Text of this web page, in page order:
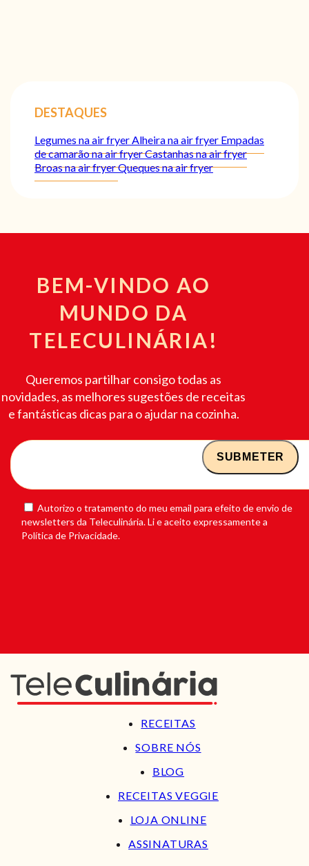
DESTAQUES
Legumes na air fryer Alheira na air fryer Empadas
de camarão na air fryerCastanhas na air fryer
Broas na air fryerQueques na air fryer
BEM-VINDO AO
MUNDO DA
TELECULINÁRIA!
Queremos partilhar consigo todas as
novidades, as melhores sugestões de receitas
e fantásticas dicas para o ajudar na cozinha.
Autorizo o tratamento do meu email para efeito de envio de
newsletters da Teleculinária. Li e aceito expressamente a
Política de Privacidade.
RECEITAS
SOBRE NÓS
BLOG
RECEITAS VEGGIE
LOJA ONLINE
ASSINATURAS